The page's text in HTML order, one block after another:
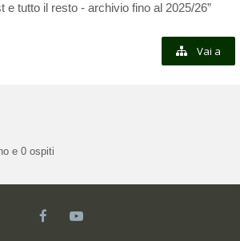
e tutto il resto - archivio fino al 2025/26”
Vai a
e 0 ospiti